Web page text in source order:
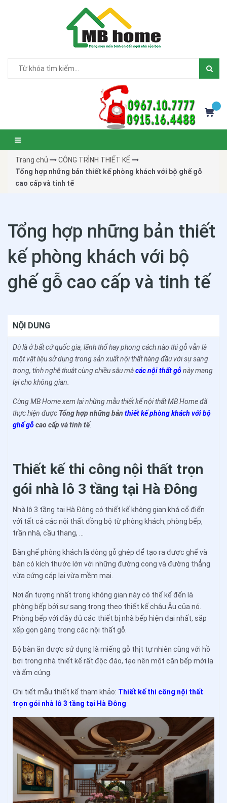
Trang chủ
CÔNG TRÌNH THIẾT KẾ
Tổng hợp những bản thiết kế phòng khách với bộ ghế gỗ
cao cấp và tinh tế
Tổng hợp những bản thiết
kế phòng khách với bộ
ghế gỗ cao cấp và tinh tế
NỘI DUNG
Dù là ở bất cứ quốc gia, lãnh thổ hay phong cách nào thì gỗ vẫn là
một vật liệu sử dụng trong sản xuất nội thất hàng đầu với sự sang
trọng, tính nghệ thuật cùng chiều sâu màcác nội thất gỗnày mang
lại cho không gian.
Cùng MB Home xem lại những mẫu thiết kế nội thất MB Home đã
thực hiện được Tổng hợp những bản thiết kế phòng khách với bộ
ghế gỗcao cấp và tinh tế.
Thiết kế thi công nội thất trọn
gói nhà lô 3 tầng tại Hà Đông
Nhà lô 3 tầng tại Hà Đông có thiết kế không gian khá cổ điển
với tất cả các nội thất đồng bộ từ phòng khách, phòng bếp,
trần nhà, cầu thang, …
Bàn ghế phòng khách là dòng gỗ ghép để tạo ra được ghế và
bàn có kích thước lớn với những đường cong và đường thẳng
vừa cứng cáp lại vừa mềm mại.
Nơi ấn tượng nhất trong không gian này có thể kể đến là
phòng bếp bởi sự sang trọng theo thiết kế châu Âu của nó.
Phòng bếp với đầy đủ các thiết bị nhà bếp hiện đại nhất, sắp
xếp gọn gàng trong các nội thất gỗ.
Bộ bàn ăn được sử dụng là miếng gỗ thịt tự nhiên cùng với hồ
bơi trong nhà thiết kế rất độc đáo, tạo nên một căn bếp mới lạ
và ấm cúng.
Chi tiết mẫu thiết kế tham khảo: Thiết kế thi công nội thất
trọn gói nhà lô 3 tầng tại Hà Đông